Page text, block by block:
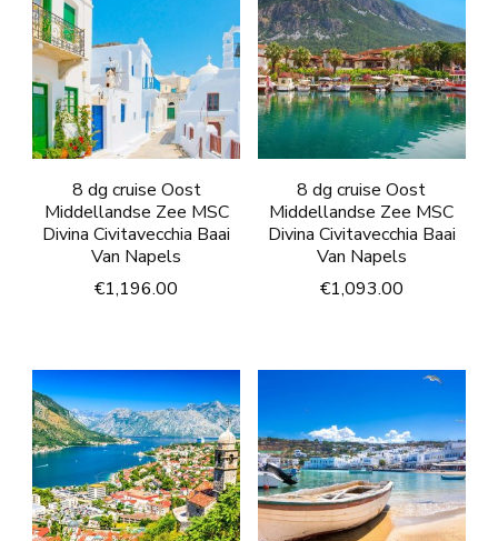
8 dg cruise Oost
Middellandse Zee MSC
Divina Civitavecchia Baai
Van Napels
€1,196.00
8 dg cruise Oost
Middellandse Zee MSC
Divina Civitavecchia Baai
Van Napels
€1,093.00